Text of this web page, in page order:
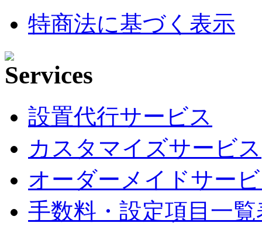
特商法に基づく表示
設置代行サービス
カスタマイズサービス
オーダーメイドサー
手数料・設定項目一覧